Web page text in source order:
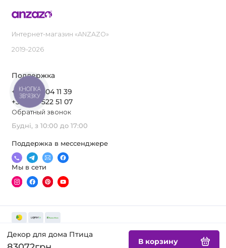
Декор для дома Птица
В корзину
Интернет-магазин «ANZAZO»
2019-2026
Поддержка
+380 97 504 11 39
+380 63 522 51 07
Обратный звонок
Будні, з 10:00 до 17:00
Поддержка в мессенджере
Мы в сети
КНОПКА
ЗВ'ЯЗКУ